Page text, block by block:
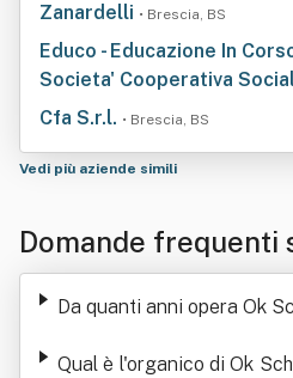
Zanardelli • Brescia, BS
Educo - Educazione In
Societa' Cooperativa
Cfa S.r.l. • Brescia, BS
Vedi più aziende simili
Domande frequenti
ademy Srl -
Da quanti anni opera Ok
Qual è l'organico di Ok